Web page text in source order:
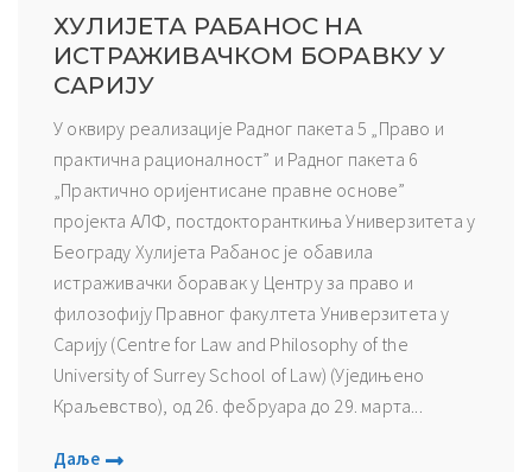
ХУЛИЈЕТА РАБАНОС НА
ИСТРАЖИВАЧКОМ БОРАВКУ У
САРИЈУ
У оквиру реализације Радног пакета 5 „Право и
практична рационалност” и Радног пакета 6
„Практично оријентисане правне основе”
пројекта АЛФ, постдокторанткиња Универзитета у
Београду Хулијета Рабанос је обавила
истраживачки боравак у Центру за право и
филозофију Правног факултета Универзитета у
Сарију (Centre for Law and Philosophy of the
University of Surrey School of Law) (Уједињено
Краљевство), од 26. фебруара до 29. марта...
Даље